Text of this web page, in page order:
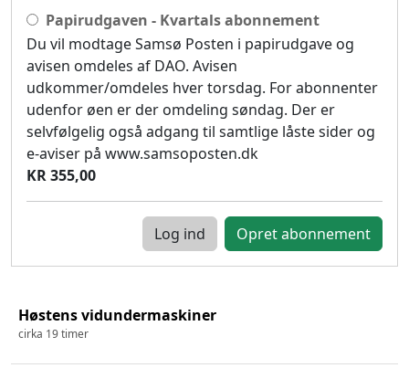
Papirudgaven - Kvartals abonnement
Du vil modtage Samsø Posten i papirudgave og
avisen omdeles af DAO. Avisen
udkommer/omdeles hver torsdag. For abonnenter
udenfor øen er der omdeling søndag. Der er
selvfølgelig også adgang til samtlige låste sider og
e-aviser på www.samsoposten.dk
KR 355,00
Log ind
Høstens vidundermaskiner
cirka 19 timer